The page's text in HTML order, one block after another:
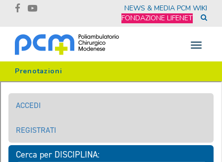
NEWS & MEDIA PCM WIKI
FONDAZIONE LIFENET
Toggle
Prenotazioni